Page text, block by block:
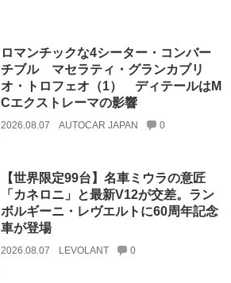
ロマンチックな4シーター・コンバー
チブル マセラティ・グランカブリ
オ・トロフェオ（1） ディテールはM
Cエクストレーマの影響
2026.08.07 AUTOCAR JAPAN 0
【世界限定99台】名車ミウラの意匠
「カネロニ」と最新V12が交差。ラン
ボルギーニ・レヴエルトに60周年記念
車が登場
2026.08.07 LEVOLANT 0